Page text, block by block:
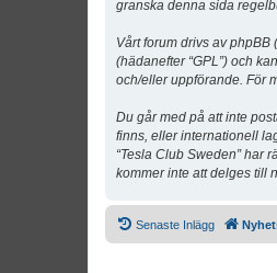
granska denna sida
Vårt forum drivs av phpBB
(hädanefter “GPL”) och
och/eller uppförande. För
Du går med på att inte
finns, eller internationell
“Tesla Club Sweden” har
kommer inte att delges till
Senaste Inlägg